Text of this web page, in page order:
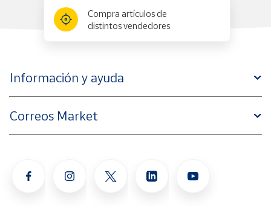
Compra artículos de
distintos vendedores
Información y ayuda
Correos Market